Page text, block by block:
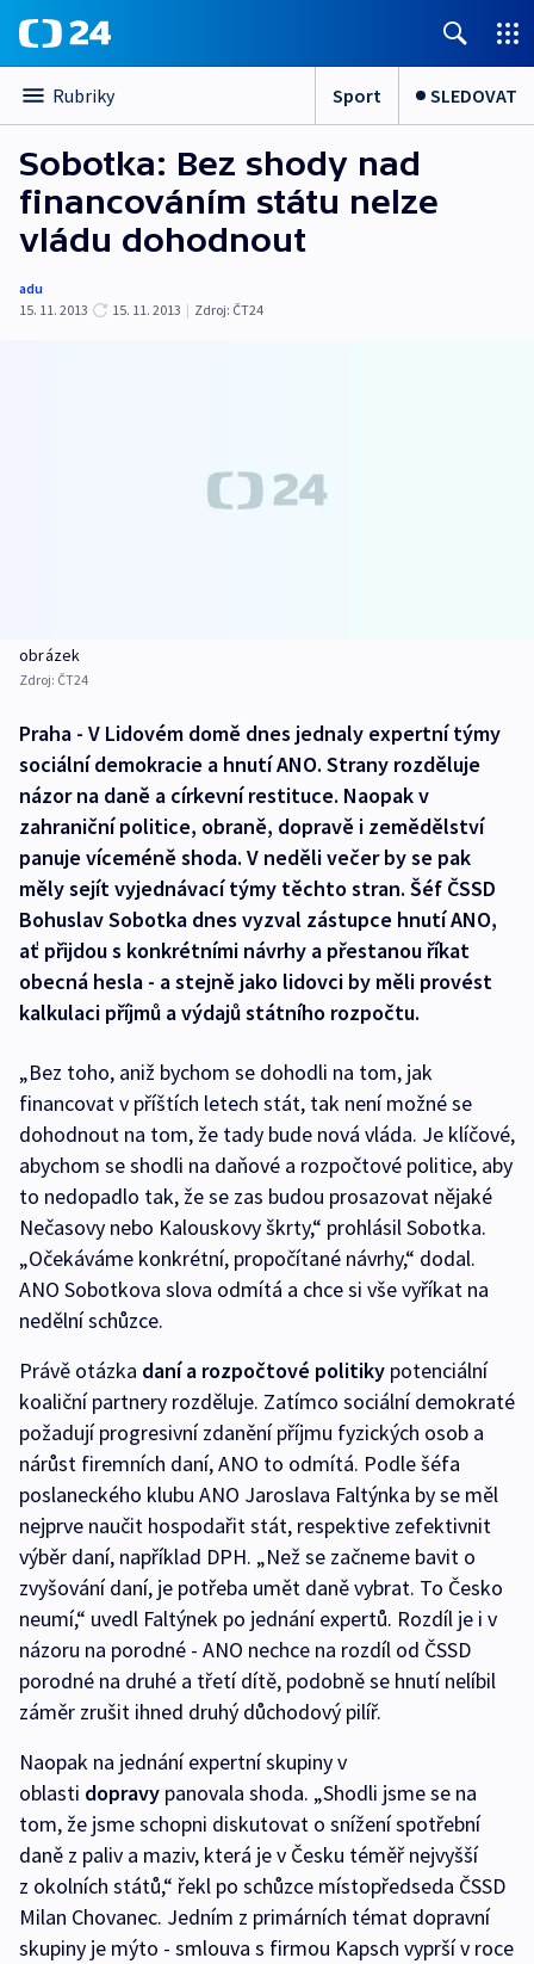
Rubriky Sport SLEDOVAT
Sobotka: Bez shody nad
financováním státu nelze
vládu dohodnout
adu
15. 11. 2013
15. 11. 2013 | Zdroj: ČT24
obrázek
Zdroj: ČT24
Praha - V Lidovém domě dnes jednaly expertní týmy
sociální demokracie a hnutí ANO. Strany rozděluje
názor na daně a církevní restituce. Naopak v
zahraniční politice, obraně, dopravě i zemědělství
panuje víceméně shoda. V neděli večer by se pak
měly sejít vyjednávací týmy těchto stran. Šéf ČSSD
Bohuslav Sobotka dnes vyzval zástupce hnutí ANO,
ať přijdou s konkrétními návrhy a přestanou říkat
obecná hesla - a stejně jako lidovci by měli provést
kalkulaci příjmů a výdajů státního rozpočtu.
„Bez toho, aniž bychom se dohodli na tom, jak
financovat v příštích letech stát, tak není možné se
dohodnout na tom, že tady bude nová vláda. Je klíčové,
abychom se shodli na daňové a rozpočtové politice, aby
to nedopadlo tak, že se zas budou prosazovat nějaké
Nečasovy nebo Kalouskovy škrty,“ prohlásil Sobotka.
„Očekáváme konkrétní, propočítané návrhy,“ dodal.
ANO Sobotkova slova odmítá a chce si vše vyříkat na
nedělní schůzce.
Právě otázka daní a rozpočtové politiky potenciální
koaliční partnery rozděluje. Zatímco sociální demokraté
požadují progresivní zdanění příjmu fyzických osob a
nárůst firemních daní, ANO to odmítá. Podle šéfa
poslaneckého klubu ANO Jaroslava Faltýnka by se měl
nejprve naučit hospodařit stát, respektive zefektivnit
výběr daní, například DPH. „Než se začneme bavit o
zvyšování daní, je potřeba umět daně vybrat. To Česko
neumí,“ uvedl Faltýnek po jednání expertů. Rozdíl je i v
názoru na porodné - ANO nechce na rozdíl od ČSSD
porodné na druhé a třetí dítě, podobně se hnutí nelíbil
záměr zrušit ihned druhý důchodový pilíř.
Naopak na jednání expertní skupiny v
oblasti dopravy panovala shoda. „Shodli jsme se na
tom, že jsme schopni diskutovat o snížení spotřební
daně z paliv a maziv, která je v Česku téměř nejvyšší
z okolních států,“ řekl po schůzce místopředseda ČSSD
Milan Chovanec. Jedním z primárních témat dopravní
skupiny je mýto - smlouva s firmou Kapsch vyprší v roce